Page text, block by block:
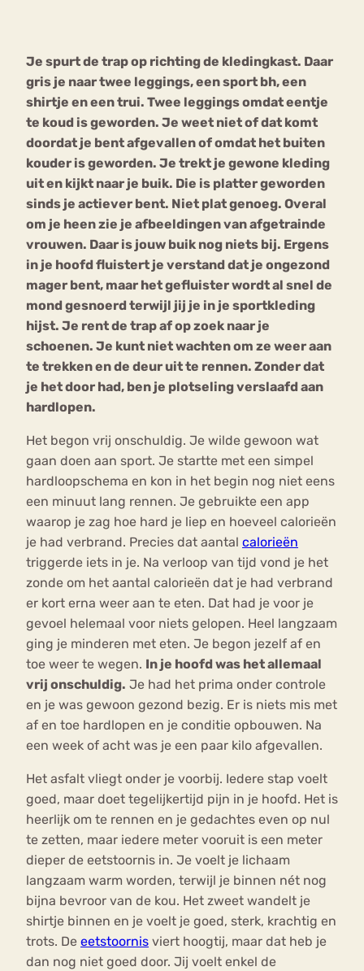
Je spurt de trap op richting de kledingkast. Daar
gris je naar twee leggings, een sport bh, een
shirtje en een trui. Twee leggings omdat eentje
te koud is geworden. Je weet niet of dat komt
doordat je bent afgevallen of omdat het buiten
kouder is geworden. Je trekt je gewone kleding
uit en kijkt naar je buik. Die is platter geworden
sinds je actiever bent. Niet plat genoeg. Overal
om je heen zie je afbeeldingen van afgetrainde
vrouwen. Daar is jouw buik nog niets bij. Ergens
in je hoofd fluistert je verstand dat je ongezond
mager bent, maar het gefluister wordt al snel de
mond gesnoerd terwijl jij je in je sportkleding
hijst. Je rent de trap af op zoek naar je
schoenen. Je kunt niet wachten om ze weer aan
te trekken en de deur uit te rennen. Zonder dat
je het door had, ben je plotseling verslaafd aan
hardlopen.
Het begon vrij onschuldig. Je wilde gewoon wat
gaan doen aan sport. Je startte met een simpel
hardloopschema en kon in het begin nog niet eens
een minuut lang rennen. Je gebruikte een app
waarop je zag hoe hard je liep en hoeveel calorieën
je had verbrand. Precies dat aantal calorieën
triggerde iets in je. Na verloop van tijd vond je het
zonde om het aantal calorieën dat je had verbrand
er kort erna weer aan te eten. Dat had je voor je
gevoel helemaal voor niets gelopen. Heel langzaam
ging je minderen met eten. Je begon jezelf af en
toe weer te wegen. In je hoofd was het allemaal
vrij onschuldig. Je had het prima onder controle
en je was gewoon gezond bezig. Er is niets mis met
af en toe hardlopen en je conditie opbouwen. Na
een week of acht was je een paar kilo afgevallen.
Het asfalt vliegt onder je voorbij. Iedere stap voelt
goed, maar doet tegelijkertijd pijn in je hoofd. Het is
heerlijk om te rennen en je gedachtes even op nul
te zetten, maar iedere meter vooruit is een meter
dieper de eetstoornis in. Je voelt je lichaam
langzaam warm worden, terwijl je binnen nét nog
bijna bevroor van de kou. Het zweet wandelt je
shirtje binnen en je voelt je goed, sterk, krachtig en
trots. De eetstoornis viert hoogtij, maar dat heb je
dan nog niet goed door. Jij voelt enkel de
Chat
Forum
mia
Nerv
osa
Eetstoornis Anorexia Nervosa
Eetbuien Piekeren Sport
Trauma
Orthorexia
Afvallen Angst